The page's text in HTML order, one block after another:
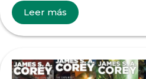
Leer más